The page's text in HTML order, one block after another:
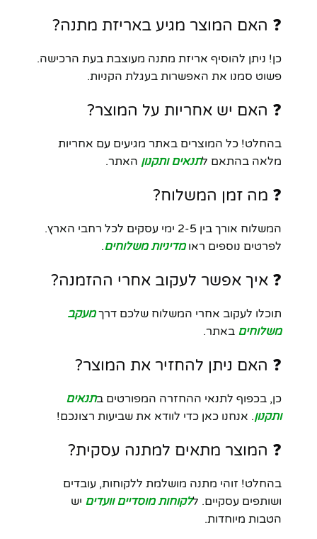
❓ האם המוצר מגיע באריזת מתנה?
כן! ניתן להוסיף אריזת מתנה מעוצבת בעת הרכישה.
פשוט סמנו את האפשרות בעגלת הקניות.
❓ האם יש אחריות על המוצר?
בהחלט! כל המוצרים באתר מגיעים עם אחריות
מלאה בהתאם לתנאים ותקנון האתר.
❓ מה זמן המשלוח?
המשלוח אורך בין 2-5 ימי עסקים לכל רחבי הארץ.
לפרטים נוספים ראומדיניות משלוחים.
❓ איך אפשר לעקוב אחרי ההזמנה?
תוכלו לעקוב אחרי המשלוח שלכם דרךמעקב
משלוחים באתר.
❓ האם ניתן להחזיר את המוצר?
כן, בכפוף לתנאי ההחזרה המפורטים בתנאים
ותקנון. אנחנו כאן כדי לוודא את שביעות רצונכם!
❓ המוצר מתאים למתנה עסקית?
בהחלט! זוהי מתנה מושלמת ללקוחות, עובדים
ושותפים עסקיים. ללקוחות מוסדיים וועדים יש
הטבות מיוחדות.